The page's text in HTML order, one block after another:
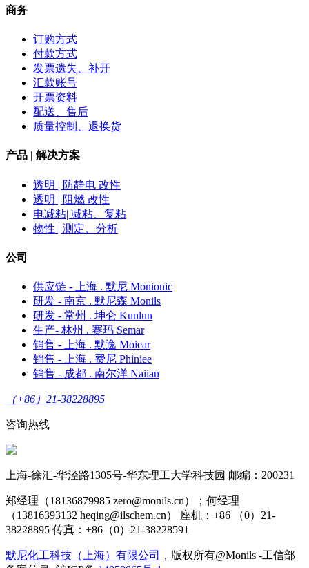
商务
订购方式
付款方式
发票遗失、补开
汇款账号
开票资料
配送、售后
质量控制、退换货
产品 | 解决方案
透明 | 防静电 改性
透明 | 阻燃 改性
电减粘| 减粘、复粘
物性 | 测定、分析
公司
供应链 - 上海 . 默尼 Monionic
研发 - 南京 . 默尼森 Monils
研发 - 常州 . 坤仑 Kunlun
生产- 林州 . 赛玛 Semar
销售 - 上海 . 默逸 Moiear
销售 - 上海 . 费尼 Phiniee
销售 - 成都 . 南尔洋 Naiian
（+86）21-38228895
咨询热线
上海-徐汇-华泾路1305号-华东理工大学科技园 邮编：200231
郑经理（18136879985 zero@monils.cn）；何经理
（13816393132 heqing@ilschem.cn） 座机：+86 （0）21-
38228895 传真：+86（0）21-38228591
默尼化工科技（上海）有限公司
，版权所有@Monils -工信部